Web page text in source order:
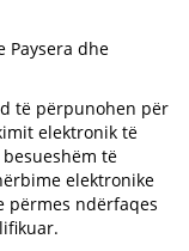
Paysera dhe
të përpunohen për
elektronik të
të
elektronike
përmes ndërfaqes